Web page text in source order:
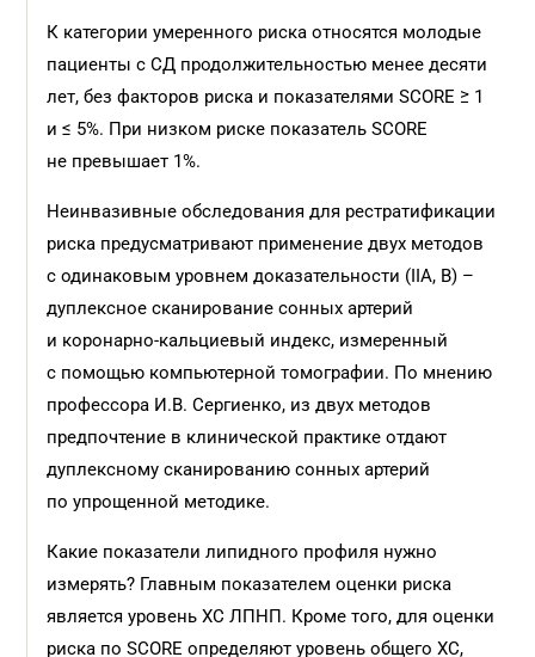
К категории умеренного риска относятся молодые
пациенты с СД продолжительностью менее десяти
лет, без факторов риска и показателями SCORE ≥ 1
и ≤ 5%. При низком риске показатель SCORE
не превышает 1%.
Неинвазивные обследования для рестратификации
риска предусматривают применение двух методов
с одинаковым уровнем доказательности (IIA, В) –
дуплексное сканирование сонных артерий
и коронарно-кальциевый индекс, измеренный
с помощью компьютерной томографии. По мнению
профессора И.В. Сергиенко, из двух методов
предпочтение в клинической практике отдают
дуплексному сканированию сонных артерий
по упрощенной методике.
Какие показатели липидного профиля нужно
измерять? Главным показателем оценки риска
является уровень ХС ЛПНП. Кроме того, для оценки
риска по SCORE определяют уровень общего ХС,